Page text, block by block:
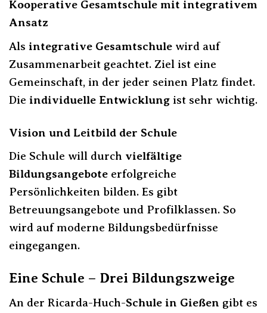
Kooperative Gesamtschule mit integrativem
Ansatz
Als integrative Gesamtschule wird auf
Zusammenarbeit geachtet. Ziel ist eine
Gemeinschaft, in der jeder seinen Platz findet.
Die individuelle Entwicklung ist sehr wichtig.
Vision und Leitbild der Schule
Die Schule will durch vielfältige
Bildungsangebote erfolgreiche
Persönlichkeiten bilden. Es gibt
Betreuungsangebote und Profilklassen. So
wird auf moderne Bildungsbedürfnisse
eingegangen.
Eine Schule – Drei Bildungszweige
An der Ricarda-Huch-Schule in Gießen gibt es